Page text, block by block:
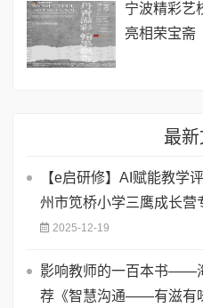
宁波精彩艺
亮相荣宝斋
最
【e启研修】AI赋能教
州市笕桥小学三鹰成长营
2025-12-19
影响教师的一百本书——
荐《智慧沟通——有滋有